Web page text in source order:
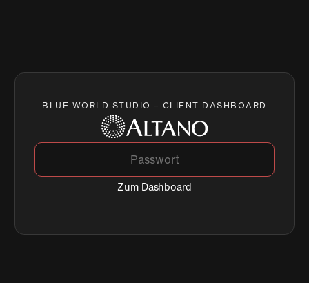
BLUE WORLD STUDIO – CLIENT DASHBOARD
Zum Dashboard